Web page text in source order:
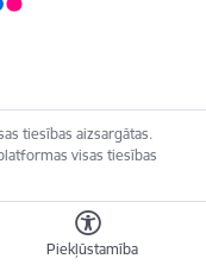
Piekļūstamība
tiesības aizsargātas.
visas tiesības